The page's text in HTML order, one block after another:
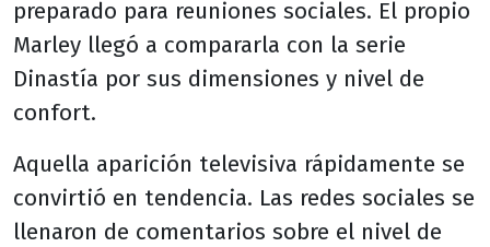
preparado para reuniones sociales. El propio
Marley llegó a compararla con la serie
Dinastía por sus dimensiones y nivel de
confort.
Aquella aparición televisiva rápidamente se
convirtió en tendencia. Las redes sociales se
llenaron de comentarios sobre el nivel de